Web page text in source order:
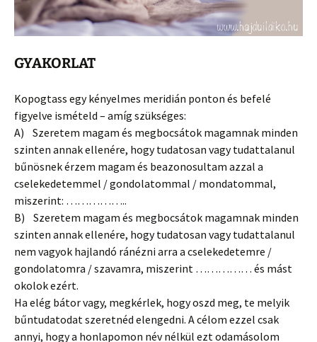
GYAKORLAT
Kopogtass egy kényelmes meridián ponton és befelé
figyelve ismételd – amíg szükséges:
A) Szeretem magam és megbocsátok magamnak minden
szinten annak ellenére, hogy tudatosan vagy tudattalanul
bűnösnek érzem magam és beazonosultam azzal a
cselekedetemmel / gondolatommal / mondatommal,
miszerint: ……………..
B) Szeretem magam és megbocsátok magamnak minden
szinten annak ellenére, hogy tudatosan vagy tudattalanul
nem vagyok hajlandó ránézni arra a cselekedetemre /
gondolatomra / szavamra, miszerint …………… és mást
okolok ezért.
Ha elég bátor vagy, megkérlek, hogy oszd meg, te melyik
bűntudatodat szeretnéd elengedni. A célom ezzel csak
annyi, hogy a honlapomon név nélkül ezt odamásolom